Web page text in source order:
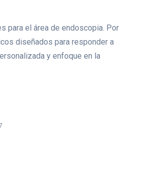
para el área de endoscopia. Por
diseñados para responder a
y enfoque en la